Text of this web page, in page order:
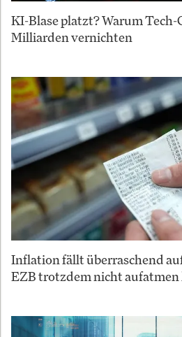
KI-Blase platzt? Warum
Milliarden vernichten
Inflation fällt überraschend
EZB trotzdem nicht aufatmen